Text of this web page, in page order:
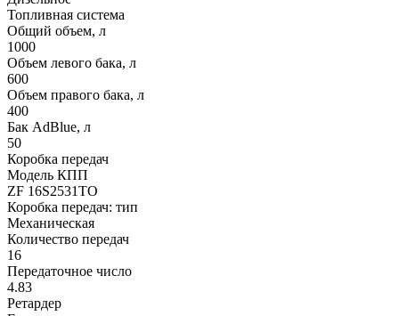
Топливная система
Общий объем, л
1000
Объем левого бака, л
600
Объем правого бака, л
400
Бак AdBlue, л
50
Коробка передач
Модель КПП
ZF 16S2531TO
Коробка передач: тип
Механическая
Количество передач
16
Передаточное число
4.83
Ретардер